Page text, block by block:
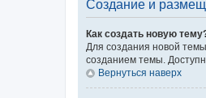
Создание и
Как создать новую
Для создания новой
созданием темы.
Вернуться наверх